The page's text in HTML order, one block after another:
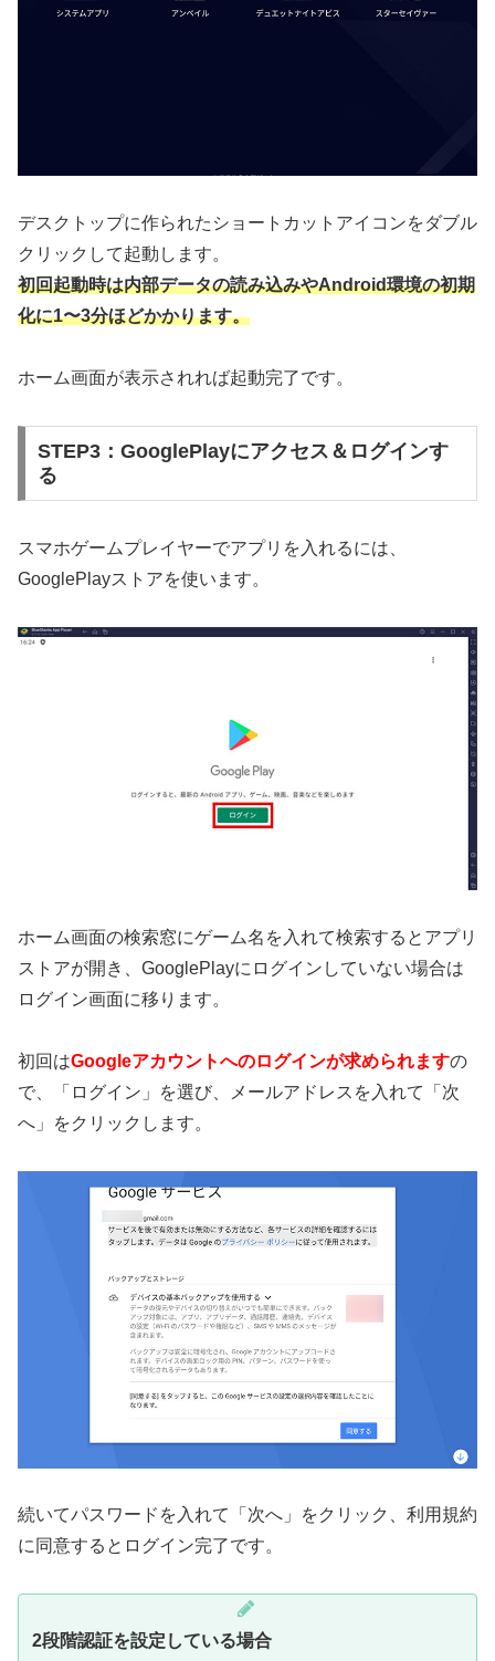
デスクトップに作られたショートカットアイコンをダブル
クリックして起動します。
初回起動時は内部データの読み込みやAndroid環境の初期
化に1〜3分ほどかかります。
ホーム画面が表示されれば起動完了です。
STEP3：GooglePlayにアクセス＆ログインす
る
スマホゲームプレイヤーでアプリを入れるには、
GooglePlayストアを使います。
ホーム画面の検索窓にゲーム名を入れて検索するとアプリ
ストアが開き、GooglePlayにログインしていない場合は
ログイン画面に移ります。
初回はGoogleアカウントへのログインが求められますの
で、「ログイン」を選び、メールアドレスを入れて「次
へ」をクリックします。
続いてパスワードを入れて「次へ」をクリック、利用規約
に同意するとログイン完了です。
2段階認証を設定している場合